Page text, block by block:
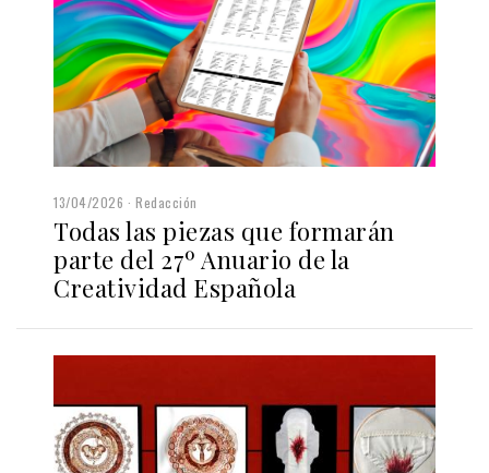
13/04/2026 Redacción
Todas las piezas que formarán
parte del 27º Anuario de la
Creatividad Española